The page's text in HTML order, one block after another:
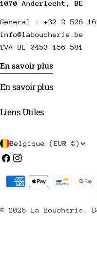
1070 Anderlecht, BE
General : +32 2 526
info@laboucherie.be
TVA BE 0453 156 581
En savoir plus
En savoir plus
Liens Utiles
P
a
/
Belgique (EUR €)
Facebook
Instagram
© 2026 La Boucherie
Méthodes
payement